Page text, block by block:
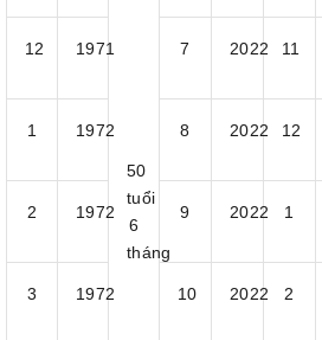
50
tuổi
6
tháng
12 1971 7 2022 11
1 1972 8 2022 12
2 1972 9 2022 1
3 1972 10 2022 2